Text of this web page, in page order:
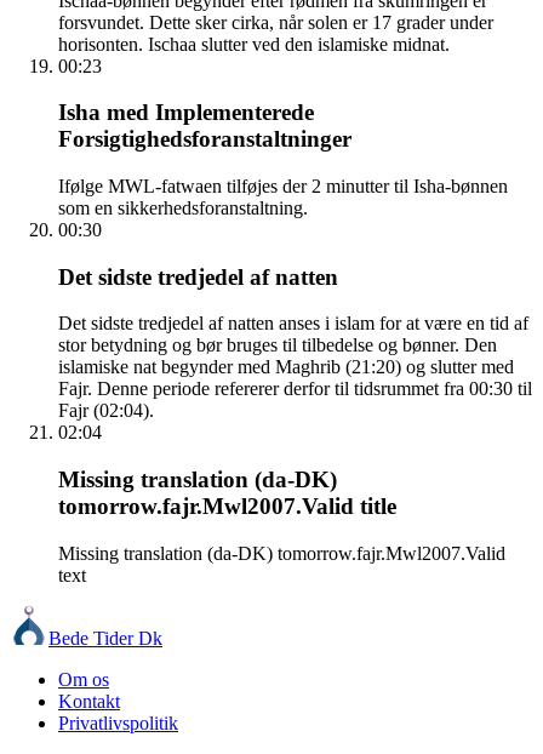
forsvundet. Dette sker cirka, når solen er 17 grader under
horisonten. Ischaa slutter ved den islamiske midnat.
00:23
Isha med Implementerede
Forsigtighedsforanstaltninger
Ifølge MWL-fatwaen tilføjes der 2 minutter til Isha-bønnen
som en sikkerhedsforanstaltning.
00:30
Det sidste tredjedel af natten
Det sidste tredjedel af natten anses i islam for at være en tid af
stor betydning og bør bruges til tilbedelse og bønner. Den
islamiske nat begynder med Maghrib (21:20) og slutter med
Fajr. Denne periode refererer derfor til tidsrummet fra 00:30 til
Fajr (02:04).
02:04
Missing translation (da-DK)
tomorrow.fajr.Mwl2007.Valid title
Missing translation (da-DK) tomorrow.fajr.Mwl2007.Valid
text
Bede Tider Dk
Om os
Kontakt
Privatlivspolitik